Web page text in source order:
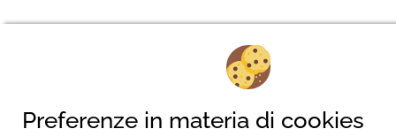
Preferenze in materia di cookies